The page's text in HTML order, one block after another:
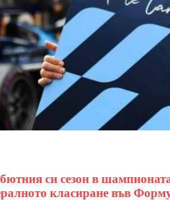
си сезон в
класиране във